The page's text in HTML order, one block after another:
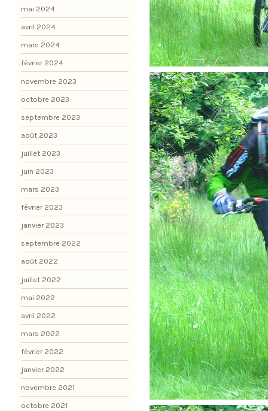
mai 2024
avril 2024
mars 2024
février 2024
novembre 2023
octobre 2023
septembre 2023
août 2023
juillet 2023
juin 2023
mars 2023
février 2023
janvier 2023
septembre 2022
août 2022
juillet 2022
mai 2022
avril 2022
mars 2022
février 2022
janvier 2022
novembre 2021
octobre 2021